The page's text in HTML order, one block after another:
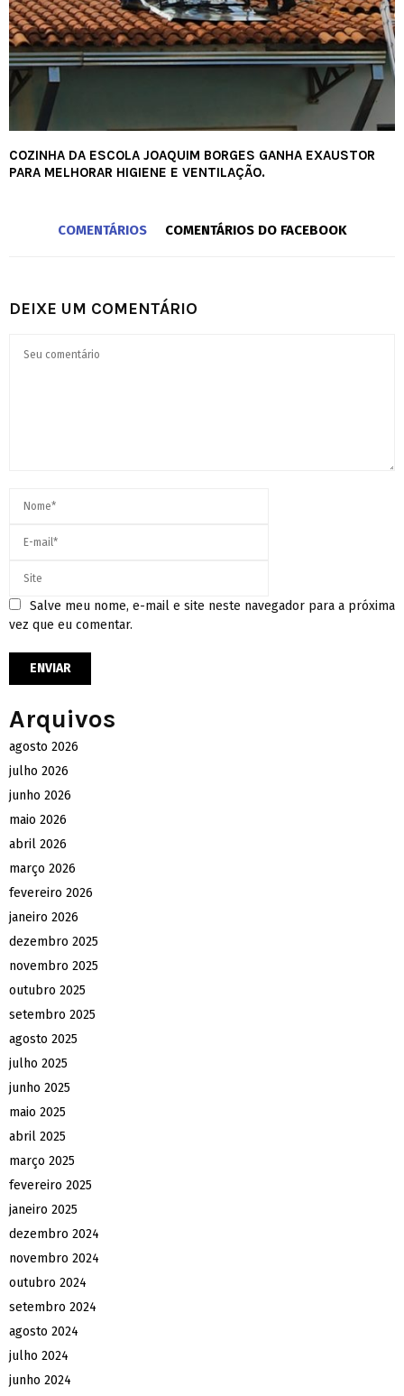
COZINHA DA ESCOLA JOAQUIM BORGES GANHA EXAUSTOR
PARA MELHORAR HIGIENE E VENTILAÇÃO.
COMENTÁRIOS COMENTÁRIOS DO FACEBOOK
DEIXE UM COMENTÁRIO
Salve meu nome, e-mail e site neste navegador para a próxima
vez que eu comentar.
Arquivos
agosto 2026
julho 2026
junho 2026
maio 2026
abril 2026
março 2026
fevereiro 2026
janeiro 2026
dezembro 2025
novembro 2025
outubro 2025
setembro 2025
agosto 2025
julho 2025
junho 2025
maio 2025
abril 2025
março 2025
fevereiro 2025
janeiro 2025
dezembro 2024
novembro 2024
outubro 2024
setembro 2024
agosto 2024
julho 2024
junho 2024